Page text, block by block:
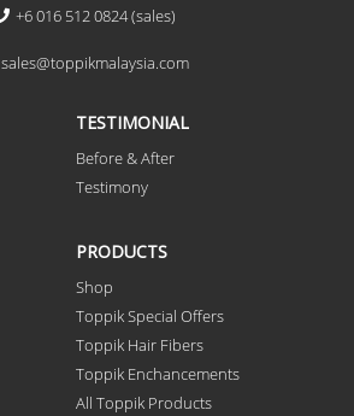
+6 016 512 0824 (sales)
sales@toppikmalaysia.com
TESTIMONIAL
Before & After
Testimony
PRODUCTS
Shop
Toppik Special Offers
Toppik Hair Fibers
Toppik Enchancements
All Toppik Products